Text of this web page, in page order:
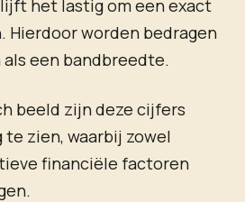
het lastig om een exact
Hierdoor worden bedragen
als een bandbreedte.
beeld zijn deze cijfers
zien, waarbij zowel
financiële factoren